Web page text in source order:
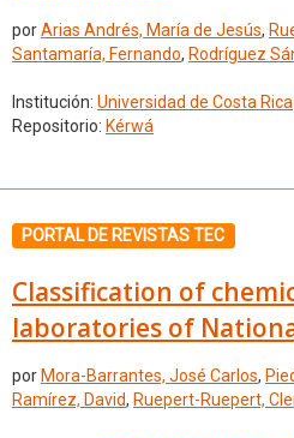
porArias Andrés, María de Jesús,
Santamaría, Fernando, Rodríguez
Institución: Universidad de Costa Rica
Repositorio: Kérwá
PORTAL DE REVISTAS TEC
Classification of
laboratories of
por Mora-Barrantes, José Carlos,
Ramírez, David, Ruepert-Ruepert,